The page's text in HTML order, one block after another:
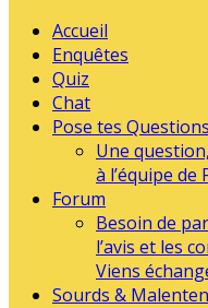
Accueil
Enquêtes
Quiz
Chat
Pose tes Questions
Une
à l’équipe de
Forum
Besoin de
l’avis et les
Viens
Sourds &